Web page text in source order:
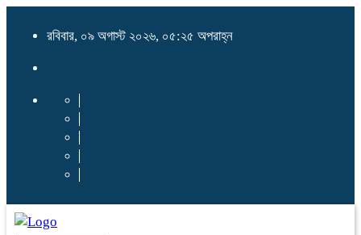
রবিবার, ০৯ অগাস্ট ২০২৬, ০৫:২৫ অপরাহ্ন